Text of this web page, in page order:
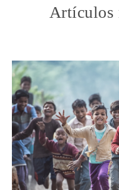
Artículos